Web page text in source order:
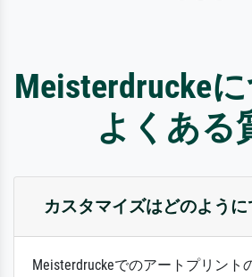
Meisterdrucke
よくある
カスタマイズはどのように
Meisterdruckeでのアートプリント